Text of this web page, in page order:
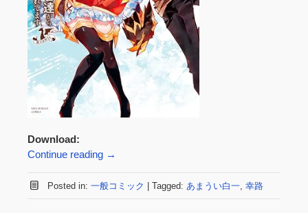
Download:
Continue reading →
Posted in: 一般コミック Tagged: あまうい白一, 幸路